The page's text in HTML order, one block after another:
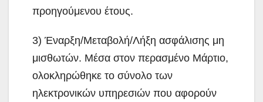
προηγούμενου έτους.
3) Έναρξη/Μεταβολή/Λήξη ασφάλισης μη
μισθωτών. Μέσα στον περασμένο Μάρτιο,
ολοκληρώθηκε το σύνολο των
ηλεκτρονικών υπηρεσιών που αφορούν